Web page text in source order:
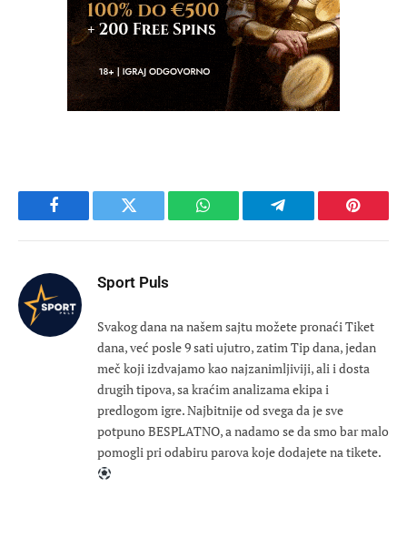
Facebook Twitter WhatsApp Telegram
Sport Puls
Svakog dana na našem sajtu možete pronaći Tiket
dana, već posle 9 sati ujutro, zatim Tip dana, jedan
meč koji izdvajamo kao najzanimljiviji, ali i dosta
drugih tipova, sa kraćim analizama ekipa i
predlogom igre. Najbitnije od svega da je sve
potpuno BESPLATNO, a nadamo se da smo bar malo
pomogli pri odabiru parova koje dodajete na tikete.